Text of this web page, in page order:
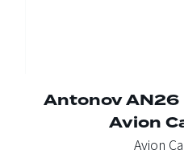
Antonov
Avion
Avion